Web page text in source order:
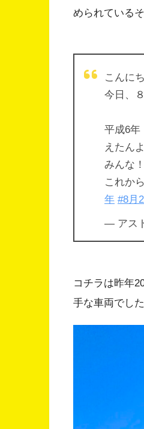
められているそ
こんに
今日、
平成6年
えたんよ
みんな
これか
年 #8月
— アス
コチラは昨年
手な車両でした